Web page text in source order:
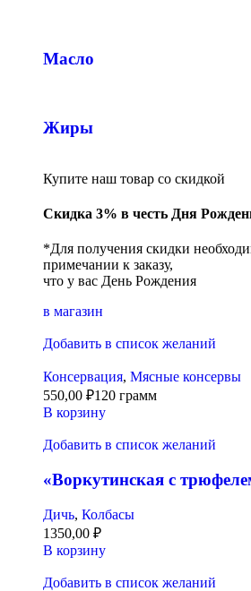
Масло
Жиры
Купите наш товар со скидкой
Скидка 3% в честь Дня
*Для получения скидки
примечании к заказу,
что у вас День Рождения
в магазин
Добавить в список желаний
Консервация, Мясные консервы
550,00 ₽120 грамм
В корзину
Добавить в список желаний
«Воркутинская с
Дичь, Колбасы
1350,00 ₽
В корзину
Добавить в список желаний